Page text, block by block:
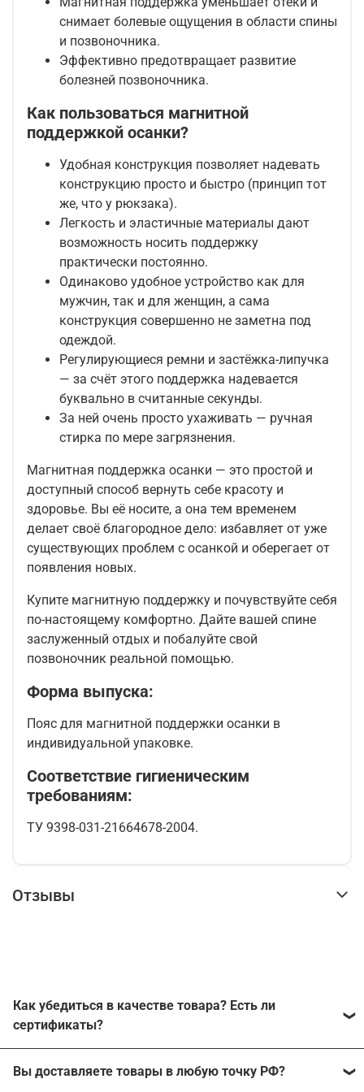
снимает болевые ощущения в области спины
и позвоночника.
Эффективно предотвращает развитие
болезней позвоночника.
Как пользоваться магнитной
поддержкой осанки?
Удобная конструкция позволяет надевать
конструкцию просто и быстро (принцип тот
же, что у рюкзака).
Легкость и эластичные материалы дают
возможность носить поддержку
практически постоянно.
Одинаково удобное устройство как для
мужчин, так и для женщин, а сама
конструкция совершенно не заметна под
одеждой.
Регулирующиеся ремни и застёжка-липучка
— за счёт этого поддержка надевается
буквально в считанные секунды.
За ней очень просто ухаживать — ручная
стирка по мере загрязнения.
Магнитная поддержка осанки — это простой и
доступный способ вернуть себе красоту и
здоровье. Вы её носите, а она тем временем
делает своё благородное дело: избавляет от уже
существующих проблем с осанкой и оберегает от
появления новых.
Купите магнитную поддержку и почувствуйте себя
по-настоящему комфортно. Дайте вашей спине
заслуженный отдых и побалуйте свой
позвоночник реальной помощью.
Форма выпуска:
Пояс для магнитной поддержки осанки в
индивидуальной упаковке.
Соответствие гигиеническим
требованиям:
ТУ 9398-031-21664678-2004.
Отзывы
Как убедиться в качестве товара? Есть ли
сертификаты?
без каких-либо посредников. Каждый из
Вы доставляете товары в любую точку РФ?